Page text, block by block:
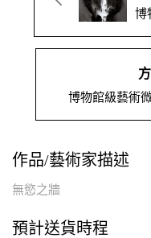
博
博物館級藝術
作品/藝術家描述
無慾之牆
預計送貨時程